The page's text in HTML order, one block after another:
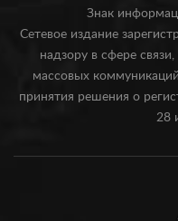
Знак
Сетевое издание
надзору в сфере
массовых
принятия решения о
28